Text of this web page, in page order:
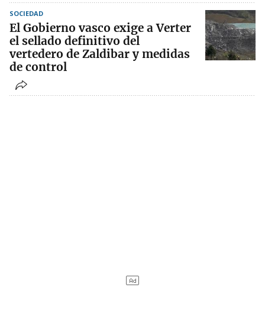
SOCIEDAD
El Gobierno vasco exige a Verter
el sellado definitivo del
vertedero de Zaldibar y medidas
de control